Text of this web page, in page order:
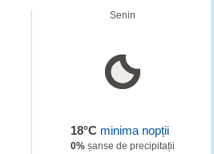
Senin
18°Cminima nopții
0%șanse de precipitații